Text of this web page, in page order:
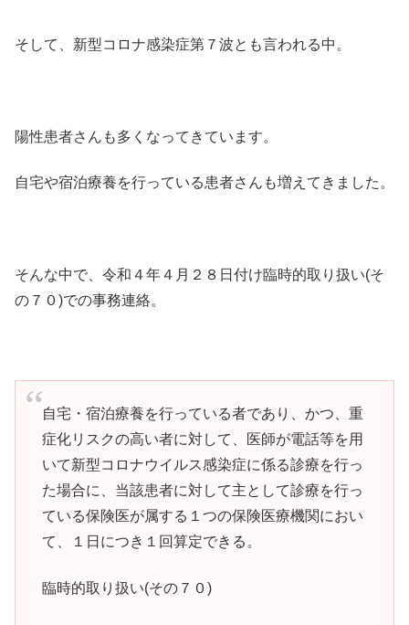
そして、新型コロナ感染症第７波とも言われる中。
陽性患者さんも多くなってきています。
自宅や宿泊療養を行っている患者さんも増えてきました。
そんな中で、令和４年４月２８日付け臨時的取り扱い(そ
の７０)での事務連絡。
自宅・宿泊療養を行っている者であり、かつ、重
症化リスクの高い者に対して、医師が電話等を用
いて新型コロナウイルス感染症に係る診療を行っ
た場合に、当該患者に対して主として診療を行っ
ている保険医が属する１つの保険医療機関におい
て、１日につき１回算定できる。
臨時的取り扱い(その７０)